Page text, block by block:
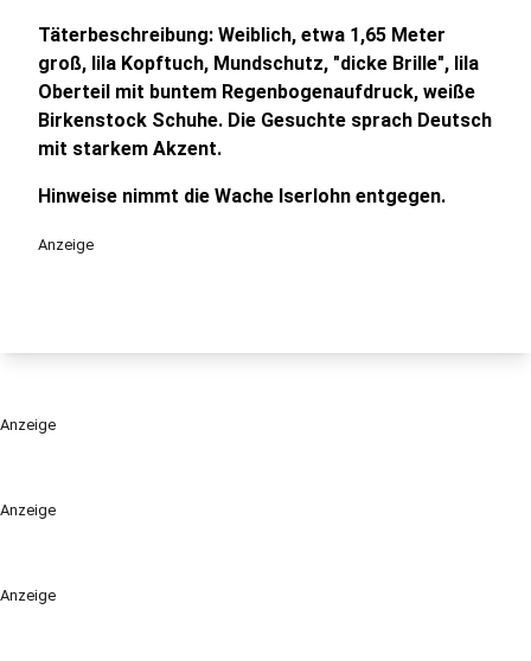
Anzeige
Anzeige
Täterbeschreibung: Weiblich, etwa 1,65 Meter
groß, lila Kopftuch, Mundschutz, "dicke Brille", lila
Oberteil mit buntem Regenbogenaufdruck, weiße
Birkenstock Schuhe. Die Gesuchte sprach Deutsch
mit starkem Akzent.
Hinweise nimmt die Wache Iserlohn entgegen.
Anzeige
Anzeige